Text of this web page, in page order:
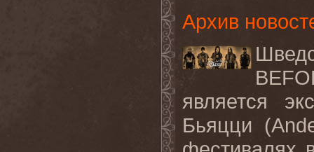
Архив
является экс
Бьяцци